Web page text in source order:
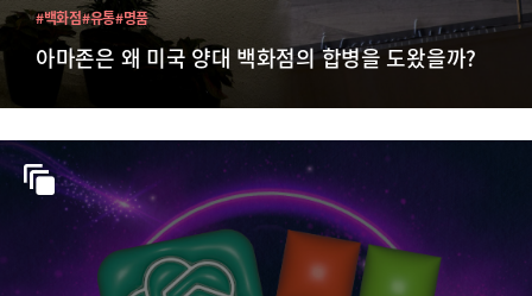
아마존은 왜 미국 양대 백화점의 합병을 도왔을까?
#백화점#유통#명품